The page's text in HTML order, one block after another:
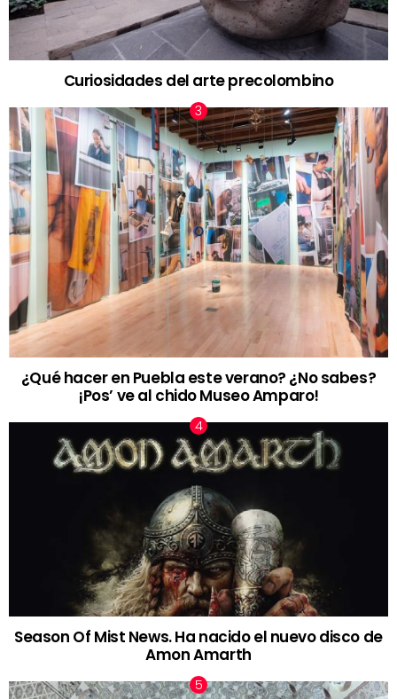
Curiosidades del arte precolombino
¿Qué hacer en Puebla este verano? ¿No sabes?
¡Pos’ ve al chido Museo Amparo!
Season Of Mist News. Ha nacido el nuevo disco de
Amon Amarth